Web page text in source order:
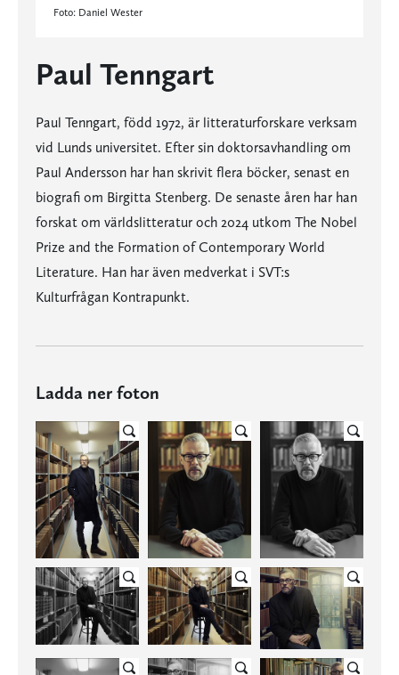
Foto: Daniel Wester
Paul Tenngart
Paul Tenngart, född 1972, är litteraturforskare verksam
vid Lunds universitet. Efter sin doktorsavhandling om
Paul Andersson har han skrivit flera böcker, senast en
biografi om Birgitta Stenberg. De senaste åren har han
forskat om världslitteratur och 2024 utkom The Nobel
Prize and the Formation of Contemporary World
Literature. Han har även medverkat i SVT:s
Kulturfrågan Kontrapunkt.
Ladda ner foton